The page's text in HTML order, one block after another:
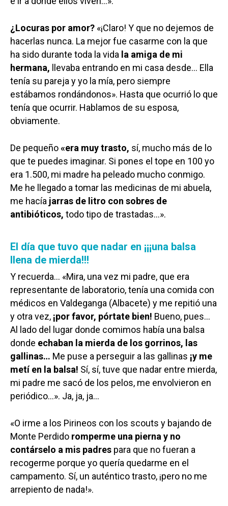
¿Locuras por amor? «¡Claro! Y que no dejemos de
hacerlas nunca. La mejor fue casarme con la que
ha sido durante toda la vida la amiga de mi
hermana, llevaba entrando en mi casa desde… Ella
tenía su pareja y yo la mía, pero siempre
estábamos rondándonos». Hasta que ocurrió lo que
tenía que ocurrir. Hablamos de su esposa,
obviamente.
De pequeño«era muy trasto, sí, mucho más de lo
que te puedes imaginar. Si pones el tope en 100 yo
era 1.500, mi madre ha peleado mucho conmigo.
Me he llegado a tomar las medicinas de mi abuela,
me hacía jarras de litro con sobres de
antibióticos, todo tipo de trastadas…».
El día que tuvo que nadar en ¡¡¡una balsa
llena de mierda!!!
Y recuerda… «Mira, una vez mi padre, que era
representante de laboratorio, tenía una comida con
médicos en Valdeganga (Albacete) y me repitió una
y otra vez, ¡por favor, pórtate bien! Bueno, pues…
Al lado del lugar donde comimos había una balsa
donde echaban la mierda de los gorrinos, las
gallinas… Me puse a perseguir a las gallinas ¡y me
metí en la balsa! Sí, sí, tuve que nadar entre mierda,
mi padre me sacó de los pelos, me envolvieron en
periódico…». Ja, ja, ja…
«O irme a los Pirineos con los scouts y bajando de
Monte Perdido romperme una pierna y no
contárselo a mis padres para que no fueran a
recogerme porque yo quería quedarme en el
campamento. Sí, un auténtico trasto, ¡pero no me
arrepiento de nada!».
Planeta Rural
Especiales
Política
Galerías